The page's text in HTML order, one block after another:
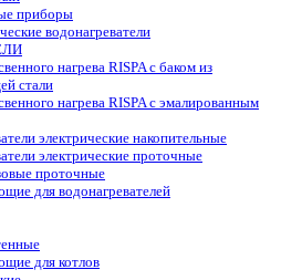
приборы
водонагреватели
нагрева RISPA с баком из
стали
нагрева RISPA с эмалированным
электрические накопительные
электрические проточные
проточные
для водонагревателей
для котлов